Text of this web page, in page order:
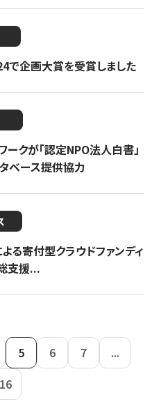
で企画大賞を受賞しました
クが「認定NPO法人白書」
ベース提供協力
る寄付型クラウドファンディ
支援...
5 6 7
...
16